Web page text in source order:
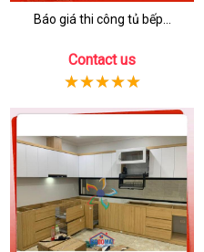
Báo giá thi công tủ bếp...
Contact us